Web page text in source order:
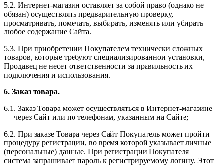
5.2. Интернет-магазин оставляет за собой право (однако не
обязан) осуществлять предварительную проверку,
просматривать, помечать, выбирать, изменять или убирать
любое содержание Сайта.
5.3. При приобретении Покупателем технически сложных
товаров, которые требуют специализированной установки,
Продавец не несет ответственности за правильность их
подключения и использования.
6. Заказ товара.
6.1. Заказ Товара может осуществляться в Интернет-магазине
— через Сайт или по телефонам, указанным на Сайте;
6.2. При заказе Товара через Сайт Покупатель может пройти
процедуру регистрации, во время которой указывает личные
(персональные) данные. При регистрации Покупателя
система запрашивает пароль к регистрируемому логину. Этот